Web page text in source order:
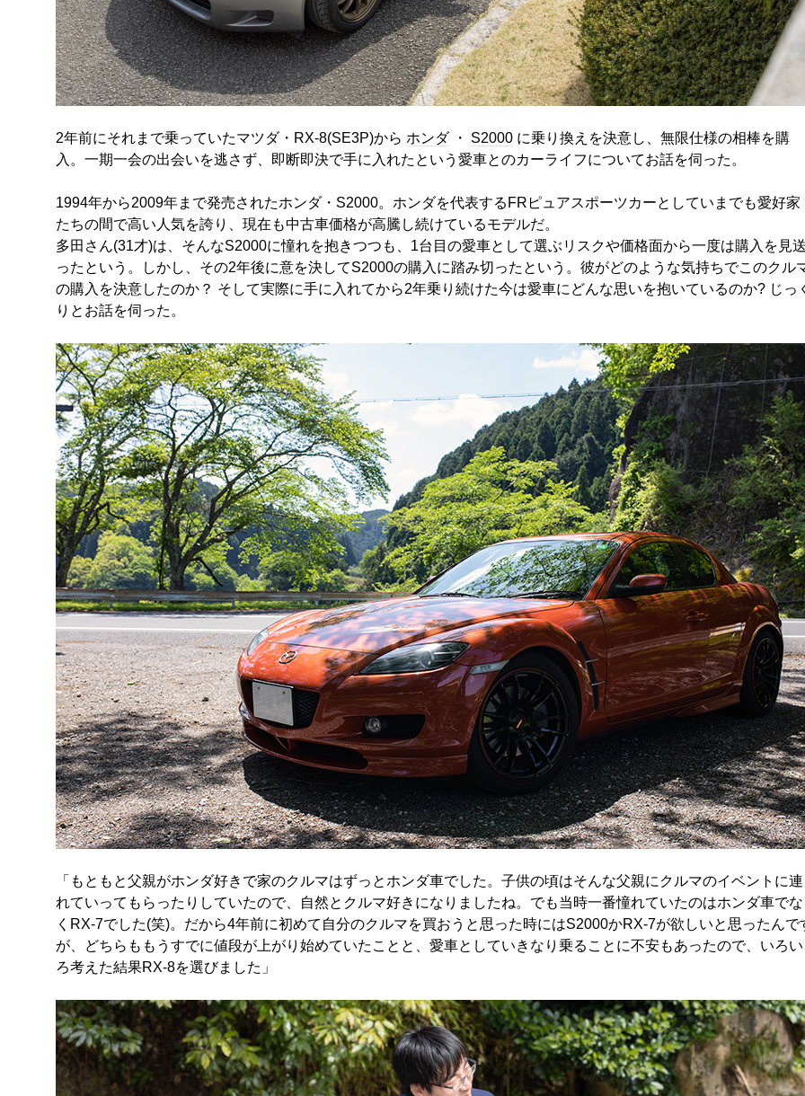
2年前にそれまで乗っていたマツダ・RX-8(SE3P)から ホンダ ・ S2000 に乗り換えを決意し、無限仕様の相棒を購
入。一期一会の出会いを逃さず、即断即決で手に入れたという愛車とのカーライフについてお話を伺った。
1994年から2009年まで発売されたホンダ・S2000。ホンダを代表するFRピュアスポーツカーとしていまでも愛好家
たちの間で高い人気を誇り、現在も中古車価格が高騰し続けているモデルだ。
多田さん(31才)は、そんなS2000に憧れを抱きつつも、1台目の愛車として選ぶリスクや価格面から一度は購入を見
ったという。しかし、その2年後に意を決してS2000の購入に踏み切ったという。彼がどのような気持ちでこのクル
の購入を決意したのか？ そして実際に手に入れてから2年乗り続けた今は愛車にどんな思いを抱いているのか? じっ
りとお話を伺った。
「もともと父親がホンダ好きで家のクルマはずっとホンダ車でした。子供の頃はそんな父親にクルマのイベントに連
れていってもらったりしていたので、自然とクルマ好きになりましたね。でも当時一番憧れていたのはホンダ車でな
くRX-7でした(笑)。だから4年前に初めて自分のクルマを買おうと思った時にはS2000かRX-7が欲しいと思ったんで
が、どちらももうすでに値段が上がり始めていたことと、愛車としていきなり乗ることに不安もあったので、いろい
ろ考えた結果RX-8を選びました」
【エネルギ
国・日本の
ズビジネス